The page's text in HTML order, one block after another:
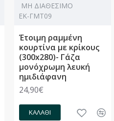
ΜΗ ΔΙΑΘΕΣΙΜΟ
ΕΚ-ΓΜΤ09
Έτοιμη ραμμένη
κουρτίνα με κρίκους
(300x280)- Γάζα
μονόχρωμη λευκή
ημιδιάφανη
24,90€
ΚΑΛΆΘΙ